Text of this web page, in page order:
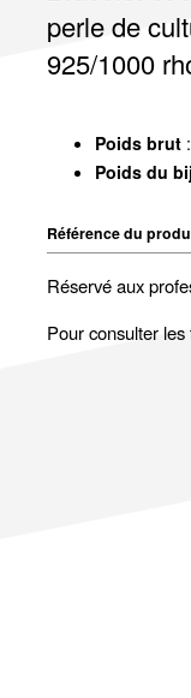
perle de
925/1000
Poids brut:
Poids du
Référence du
Réservé aux
Pour consulter